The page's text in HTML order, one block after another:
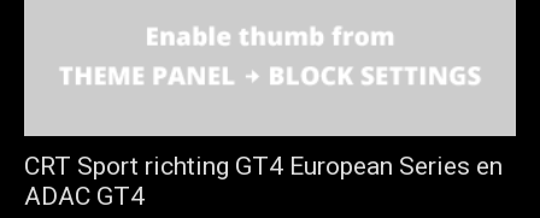
CRT Sport richting GT4 European Series en
ADAC GT4